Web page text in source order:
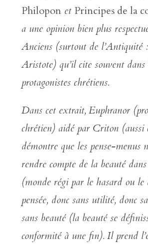
Philoponet Principes de la
a une opinion bien plus
Anciens (surtout de l’Antiquité
Aristote) qu’il cite souvent dans
protagonistes chrétiens.
Dans cet extrait, Euphranor
chrétien) aidé par Criton (aussi
démontre que les pense-menus
rendre compte de la beauté
(monde régi par le hasard ou le
pensée, donc sans utilité, donc
sans beauté (la beauté se
conformité à une fin). Il prend